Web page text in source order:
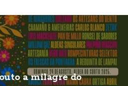
a milagre do